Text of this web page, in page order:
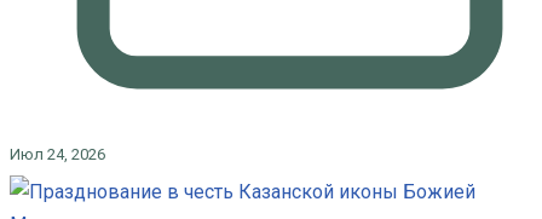
Июл 24, 2026